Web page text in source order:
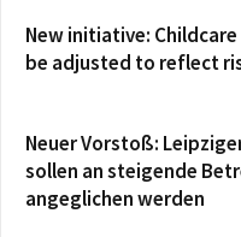
New initiative:
be adjusted to reflect
Neuer Vorstoß:
sollen an steigende
angeglichen werden